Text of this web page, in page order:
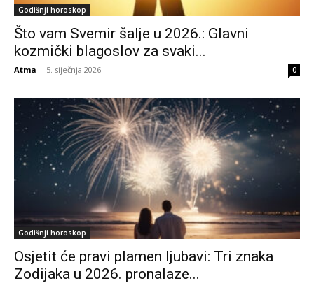
Godišnji horoskop
Što vam Svemir šalje u 2026.: Glavni
kozmički blagoslov za svaki...
Atma - 5. siječnja 2026. 0
Godišnji horoskop
Osjetit će pravi plamen ljubavi: Tri znaka
Zodijaka u 2026. pronalaze...